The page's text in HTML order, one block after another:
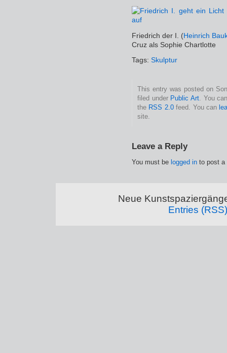
Friedrich der I. (Heinrich
Cruz als Sophie Chartlotte
Tags: Skulptur
This entry was posted on
filed under Public Art. You
the RSS 2.0feed. You can
site.
Leave a Reply
You must be logged in to post a
Neue
Entries (RSS)